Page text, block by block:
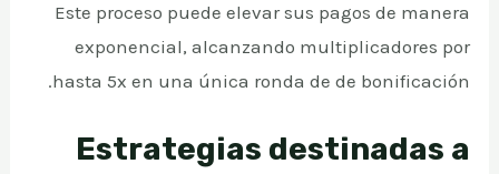
Este proceso puede elevar sus pagos de manera
exponencial, alcanzando multiplicadores por
hasta 5x en una única ronda de de bonificación.
Estrategias destinadas a